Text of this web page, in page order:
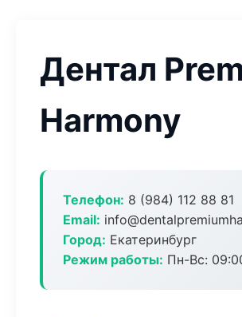
Дентал
Harmony
Телефон: 8 (984) 112 88 81
Email:
Город: Екатеринбург
Режим работы: Пн-Вс: